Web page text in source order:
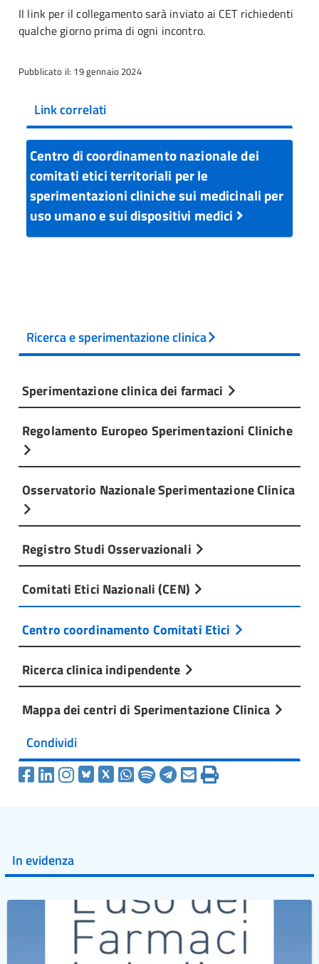
Il link per il collegamento sarà inviato ai CET richiedenti
qualche giorno prima di ogni incontro.
Pubblicato il: 19 gennaio 2024
Link correlati
Centro di coordinamento nazionale dei
comitati etici territoriali per le
sperimentazioni cliniche sui medicinali per
uso umano e sui dispositivi medici
Ricerca e sperimentazione clinica
Sperimentazione clinica dei farmaci
Regolamento Europeo Sperimentazioni Cliniche
Osservatorio Nazionale Sperimentazione Clinica
Registro Studi Osservazionali
Comitati Etici Nazionali (CEN)
Centro coordinamento Comitati Etici
Ricerca clinica indipendente
Mappa dei centri di Sperimentazione Clinica
Condividi
In evidenza